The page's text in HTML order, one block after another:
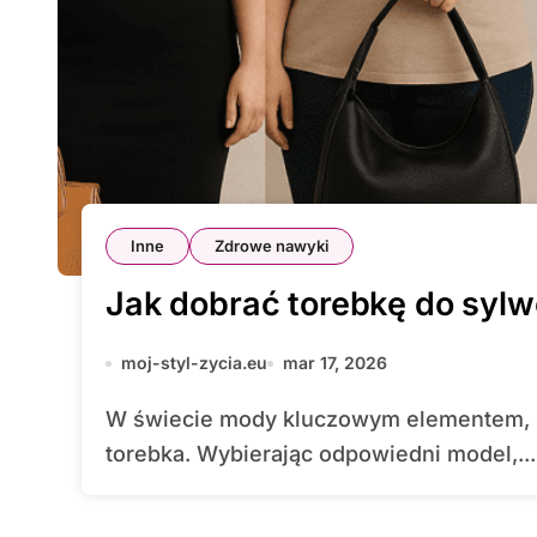
Inne Zdrowe nawyki
Jak dobrać torebkę do
moj-styl-zycia.eu mar 17, 2026
W świecie mody kluczowym elementem, który potrafi całkowicie odmienić look, jest
torebka. Wybierając odpowiedni model,...